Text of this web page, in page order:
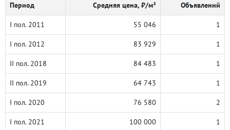
Период Средняя цена, ₽/м² Объявлений
I пол. 2011 55 046 1
I пол. 2012 83 929 1
II пол. 2018 84 483 1
II пол. 2019 64 743 1
I пол. 2020 76 580 2
I пол. 2021 100 000 1